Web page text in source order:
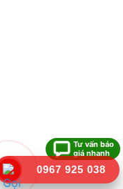
Tư vấn báo
giá nhanh
0967 925 038